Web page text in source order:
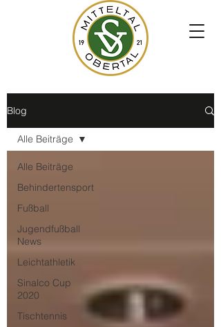
Blog
Alle Beiträge
Behindertensport
Fußball
Jugendfußball
News
Leichtathletik
Sinalco Cup
2020
Tischtennis
Alle Beiträge